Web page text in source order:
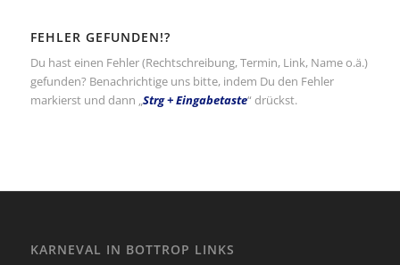
FEHLER GEFUNDEN!?
Du hast einen Fehler (Rechtschreibung, Termin, Link, Name o.ä.)
gefunden? Benachrichtige uns bitte, indem Du den Fehler
markierst und dann „Strg + Eingabetaste“ drückst.
KARNEVAL IN BOTTROP LINKS